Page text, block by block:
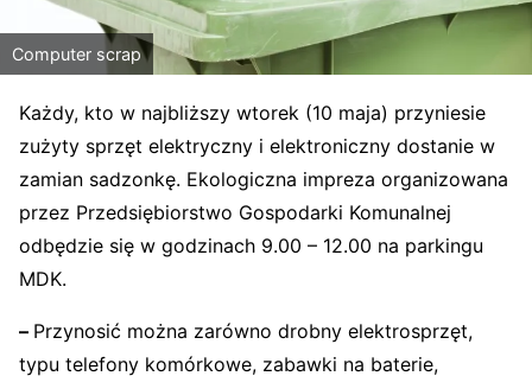
Computer scrap
Każdy, kto w najbliższy wtorek (10 maja) przyniesie
zużyty sprzęt elektryczny i elektroniczny dostanie w
zamian sadzonkę. Ekologiczna impreza organizowana
przez Przedsiębiorstwo Gospodarki Komunalnej
odbędzie się w godzinach 9.00 – 12.00 na parkingu
MDK.
– Przynosić można zarówno drobny elektrosprzęt,
typu telefony komórkowe, zabawki na baterie,